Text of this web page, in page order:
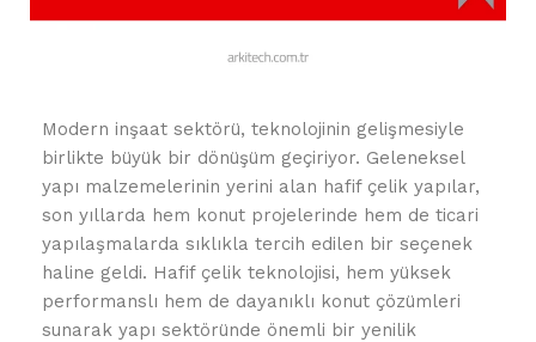
Modern inşaat sektörü, teknolojinin gelişmesiyle
birlikte büyük bir dönüşüm geçiriyor. Geleneksel
yapı malzemelerinin yerini alan hafif çelik yapılar,
son yıllarda hem konut projelerinde hem de ticari
yapılaşmalarda sıklıkla tercih edilen bir seçenek
haline geldi. Hafif çelik teknolojisi, hem yüksek
performanslı hem de dayanıklı konut çözümleri
sunarak yapı sektöründe önemli bir yenilik